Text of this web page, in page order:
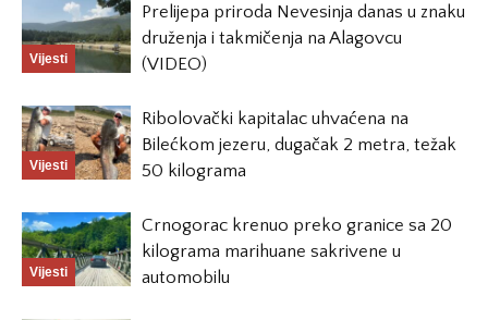
Vijesti
Prelijepa priroda Nevesinja danas u znaku
druženja i takmičenja na Alagovcu
(VIDEO)
Vijesti
Ribolovački kapitalac uhvaćena na
Bilećkom jezeru, dugačak 2 metra, težak
50 kilograma
Vijesti
Crnogorac krenuo preko granice sa 20
kilograma marihuane sakrivene u
automobilu